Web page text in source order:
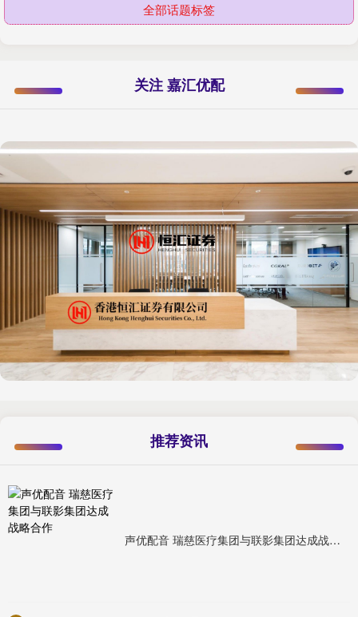
全部话题标签
关注 嘉汇优配
推荐资讯
声优配音 瑞慈医疗集团与联影集团达成战略合作